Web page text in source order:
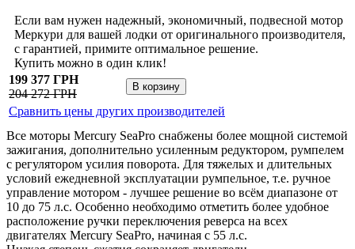
Если вам нужен надежный, экономичный, подвесной мотор
Меркури для вашей лодки от оригинального производителя,
с гарантией, примите оптимальное решение.
Купить можно в один клик!
199 377 ГРН
204 272 ГРН
Сравнить цены других производителей
Все моторы Mercury SeaPro снабжены более мощной системой
зажигания, дополнительно усиленным редуктором, румпелем
с регулятором усилия поворота. Для тяжелых и длительных
условий ежедневной эксплуатации румпельное, т.е. ручное
управление мотором - лучшее решение во всём диапазоне от
10 до 75 л.с. Особенно необходимо отметить более удобное
расположение ручки переключения реверса на всех
двигателях Mercury SeaPro, начиная с 55 л.с.